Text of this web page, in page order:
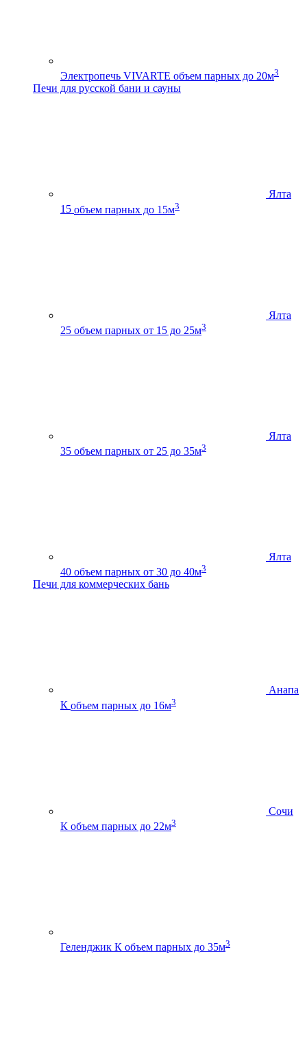
Электропечь VIVARTE объем парных до 20м3
Печи для русской бани и сауны
Ялта
15 объем парных до 15м3
Ялта
25 объем парных от 15 до 25м3
Ялта
35 объем парных от 25 до 35м3
Ялта
40 объем парных от 30 до 40м3
Печи для коммерческих бань
Анапа
К объем парных до 16м3
Сочи
К объем парных до 22м3
Геленджик К объем парных до 35м3